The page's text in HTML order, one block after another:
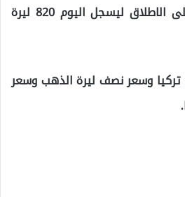
وصل لأعلى ارتفاع له على الاطلاق ليسجل اليوم 820 ليرة
وسعر نصف ليرة الذهب وسعر